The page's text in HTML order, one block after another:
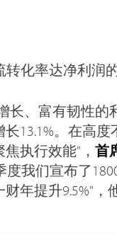
化率达净利润
、富有韧性的
13.1%。在高度
执行效能"， 首
我们宣布了
年提升9.5%"，